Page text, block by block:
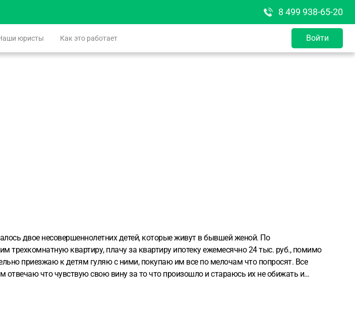
8 499 938-65-20
юристы Как это работает Войти
двое несовершеннолетних детей, которые живут в бывшей женой. По
трехкомнатную квартиру, плачу за квартиру ипотеку ежемесячно 24 тыс. руб., помимо
приезжаю к детям гуляю с ними, покупаю им все по мелочам что попросят. Все
что чувствую свою вину за то что произошло и стараюсь их не обижать и
супруга поставила условие чтобы я подал на алименты и платил только то что
не разрешит видиться с детьми, я понимаю что она не имеет права так делать